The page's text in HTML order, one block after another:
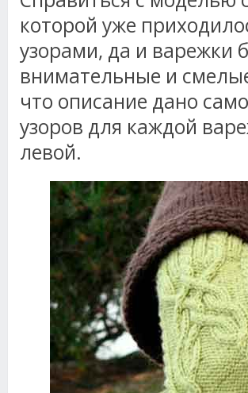
которой уже
узорами, да и варежки
внимательные и
что описание дано
узоров для каждой
левой.